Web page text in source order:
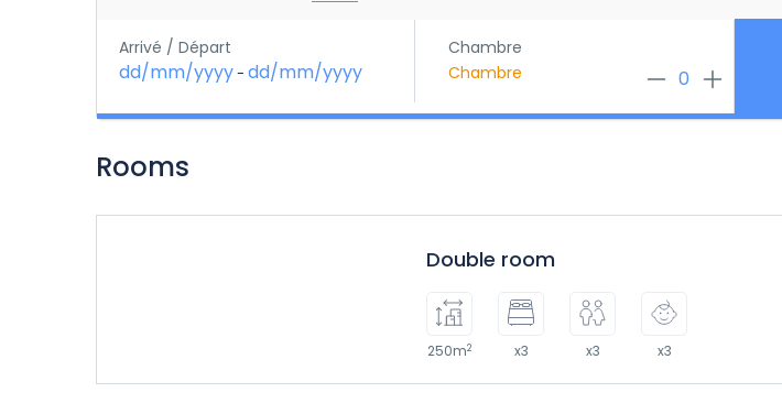
Arrivé / Départ
dd/mm/yyyy- dd/mm/yyyy
Chambre
Chambre
Rooms
Double room
250m2 x3 x3 x3